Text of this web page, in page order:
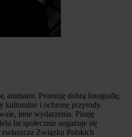
animator. Promuję dobrą fotografię,
kulturalne i ochronę przyrody.
inne wydarzenia. Pisuję
lat społecznie angażuje się
Związku Polskich